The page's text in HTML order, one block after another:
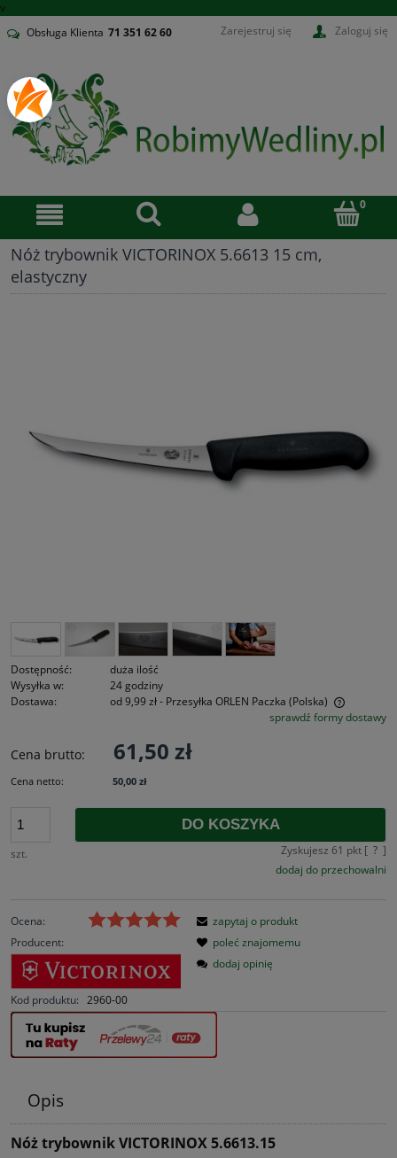
v
Obsługa Klienta 71 351 62 60 Zarejestruj się Zaloguj się
Nóż trybownik VICTORINOX 5.6613 15 cm,
elastyczny
Dostępność:
duża ilość
Wysyłka w:
24 godziny
Dostawa:
od 9,99 zł- Przesyłka ORLEN Paczka (Polska)
Cena nie zawiera ewentualnych kosztów płatnościsprawdź formy dostawy
Cena brutto: 61,50 zł
Cena netto: 50,00 zł
szt.
DO KOSZYKA
Zyskujesz 61 pkt [ ? ]
dodaj do przechowalni
Ocena:
Producent:
Kod produktu: 2960-00
zapytaj o produkt
poleć znajomemu
dodaj opinię
Opis
Nóż trybownik VICTORINOX 5.6613.15